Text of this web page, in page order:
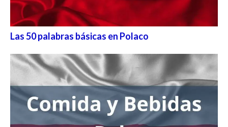
Las 50 palabras básicas en Polaco